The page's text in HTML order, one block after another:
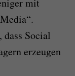
mit
Social
erzeugen